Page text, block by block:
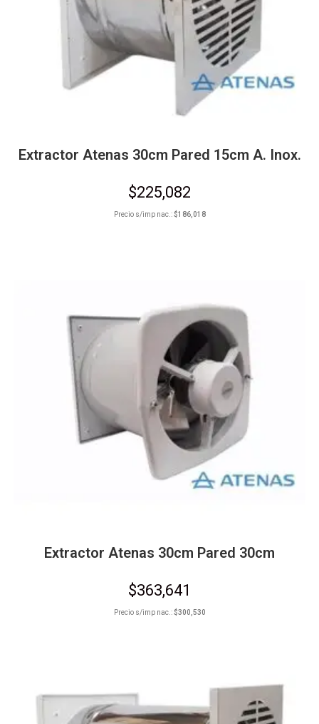
Extractor Atenas 30cm Pared 15cm A. Inox.
$225,082
Precio s/imp nac.:$186,018
Extractor Atenas 30cm Pared 30cm
$363,641
Precio s/imp nac.:$300,530